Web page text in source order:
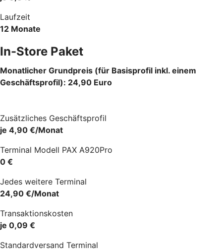
Laufzeit
12 Monate
In-Store Paket
Monatlicher Grundpreis (für Basisprofil inkl. einem
Geschäftsprofil): 24,90 Euro
Zusätzliches Geschäftsprofil
je 4,90 €/Monat
Terminal Modell PAX A920Pro
0 €
Jedes weitere Terminal
24,90 €/Monat
Transaktionskosten
je 0,09 €
Standardversand Terminal